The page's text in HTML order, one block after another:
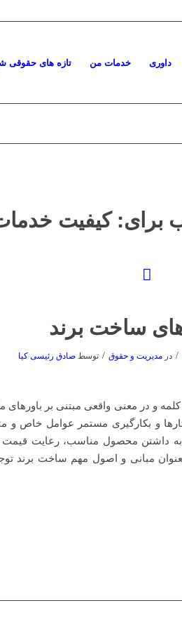
تازه های حقوقی خدمات من داوری
برای:کیفیت
ساخت برند
/ در مدیریت و حقوق / توسط صادق رئیسی کیا
و در معنی واقعی مبتنی بر باورهای
و بکارگیری مستمر عوامل خاص
به داشتن محصول مناسب، رعایت قیمت
مبانی و اصول مهم ساخت برند